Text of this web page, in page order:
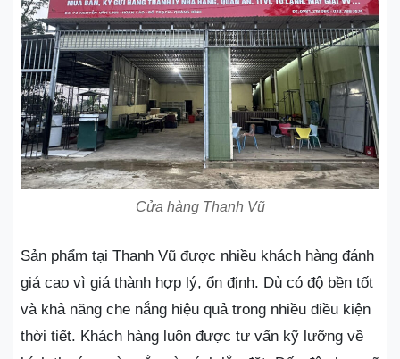
Cửa hàng Thanh Vũ
Sản phẩm tại Thanh Vũ được nhiều khách hàng đánh
giá cao vì giá thành hợp lý, ổn định. Dù có độ bền tốt
và khả năng che nắng hiệu quả trong nhiều điều kiện
thời tiết. Khách hàng luôn được tư vấn kỹ lưỡng về